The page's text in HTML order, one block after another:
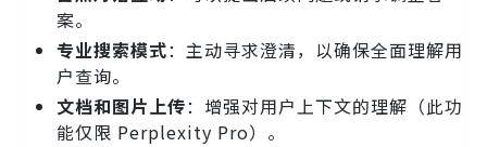
案。
专业搜索模式：主动寻求澄清，以确保全面理解用
户查询。
文档和图片上传：增强对用户上下文的理解（此功
能仅限 Perplexity Pro）。